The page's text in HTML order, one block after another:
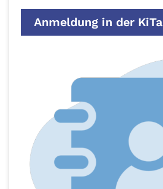
Anmeldung in der KiTa